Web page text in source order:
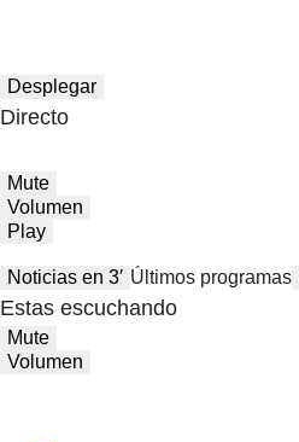
Desplegar
Directo
Mute
Volumen
Play
Noticias en 3′ Últimos programas
Estas escuchando
Mute
Volumen